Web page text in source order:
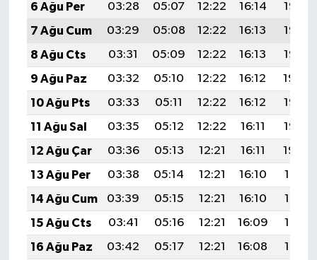
6 Ağu Per
03:28 05:07 12:22 16:14
19:28
7 Ağu Cum
03:29 05:08 12:22 16:13
19:26
8 Ağu Cts
03:31 05:09 12:22 16:13
19:25
9 Ağu Paz
03:32 05:10 12:22 16:12
19:24
10 Ağu Pts
03:33 05:11 12:22 16:12
19:23
11 Ağu Sal
03:35 05:12 12:22 16:11
19:22
12 Ağu Çar
03:36 05:13 12:21 16:11
19:20
13 Ağu Per
03:38 05:14 12:21 16:10
19:19
14 Ağu Cum
03:39 05:15 12:21 16:10
19:18
15 Ağu Cts
03:41 05:16 12:21 16:09
19:16
16 Ağu Paz
03:42 05:17 12:21 16:08
19:15